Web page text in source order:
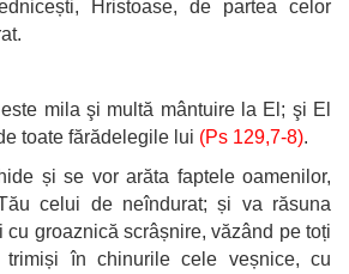
Hristoase, de partea celor
mila şi multă mântuire la El; şi El
toate fărădelegile lui (Ps 129,7-8).
și se vor arăta faptele oamenilor,
celui de neîndurat; și va răsuna
groaznică scrâșnire, văzând pe toți
în chinurile cele veșnice, cu